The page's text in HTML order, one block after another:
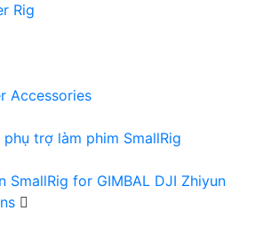
Rig
Accessories
trợ làm phim SmallRig
SmallRig for GIMBAL DJI Zhiyun